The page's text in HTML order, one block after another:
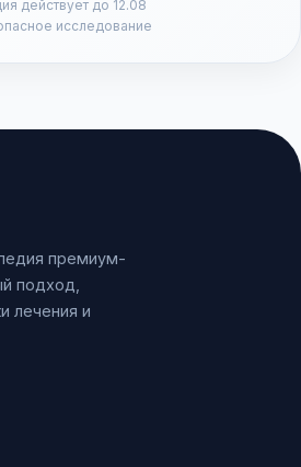
действует до 12.08
исследование
премиум-
подход,
лечения и